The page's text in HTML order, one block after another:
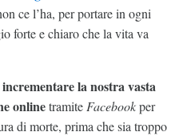
ce l’ha, per portare in ogni
forte e chiaro che la vita va
incrementare la nostra vasta
onlinetramiteFacebookper
di morte, prima che sia troppo